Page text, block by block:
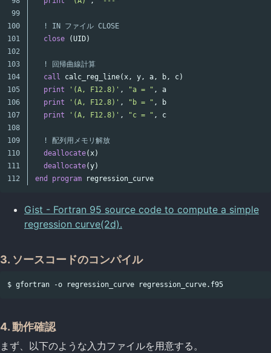
99
100
101
102
103
104
105
106
107
108
109
110
111
! IN ファイル CLOSE
close
(UID)
! 回帰曲線計算
call
calc_reg_line(x, y, a, b, c)
print
'(A, F12.8)' , "a = " ,
a
print
'(A, F12.8)' , "b = " ,
b
print
'(A, F12.8)' , "c = " , c
! 配列用メモリ解放
deallocate(x)
deallocate(y)
end
program regression_curve
Gist - Fortran 95 source code to compute a simple
regression curve(2d).
3. ソースコードのコンパイル
4. 動作確認
まず、以下のような入力ファイルを用意する。